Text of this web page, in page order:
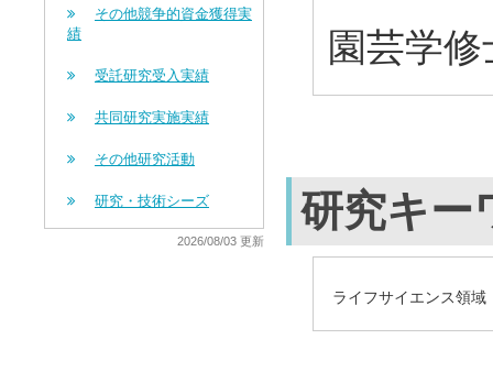
その他競争的資金獲得実
績
受託研究受入実績
共同研究実施実績
その他研究活動
研究・技術シーズ
2026/08/03 更新
園芸学
研究キー
ライフサイエンス領域